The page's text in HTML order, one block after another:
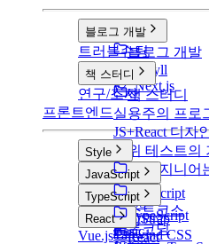
블로그 개발
블로그 개발
v1: Jekyll
v2: Next.js
트러블슈팅
책 스터디
책 스터디
실용주의 프로
JS+React 디자
단위 테스트의
구글 엔지니어
연구/조사
프론트엔드
Style
Style
CSS
SCSS
BootStrap
Tailwind CSS
JavaScript
JavaScript
부스트코스
클론코딩
TypeScript
TypeScript
Basic
React
React
Vue.js